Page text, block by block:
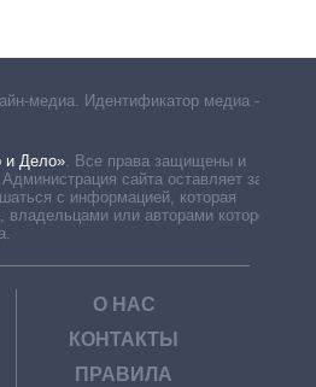
медиа. Идентификатор медиа –
и Дело» Все права защищены и
сайта оставляет за
с информацией, которая
владельцами или авторами которой
О НАС
КОНТАКТЫ
ПРАВИЛА